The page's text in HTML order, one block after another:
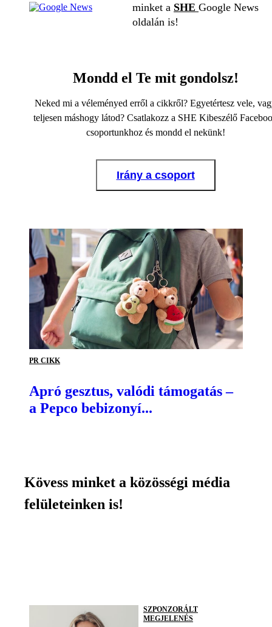
minket a SHE Google News
oldalán is!
Mondd el Te mit gondolsz!
Neked mi a véleményed erről a cikkről? Egyetértesz vele,
teljesen máshogy látod? Csatlakozz a SHE Kibeszélő
csoportunkhoz és mondd el nekünk!
Irány a csoport
PR CIKK
Apró gesztus, valódi támogatás –
a Pepco bebizonyí...
Kövess minket a közösségi média
felületeinken is!
SZPONZORÁLT
MEGJELENÉS